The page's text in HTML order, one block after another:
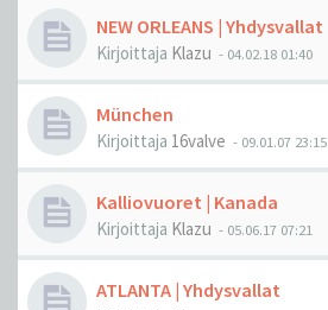
NEW ORLEANS | Yhdysvallat
Kirjoittaja Klazu - 04.02.18 01:40
München
Kirjoittaja 16valve - 09.01.07 23:15
Kalliovuoret | Kanada
Kirjoittaja Klazu - 05.06.17 07:21
ATLANTA | Yhdysvallat